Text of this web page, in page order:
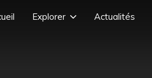
Explorer Actualités